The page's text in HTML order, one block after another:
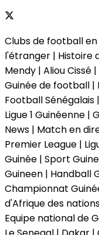
Clubs de football
l'étranger | Histoire
Mendy | Aliou Cissé
Guinée de football |
Football Sénégalais
Ligue 1 Guinéenne |
News | Match en
Premier League |
Guinée | Sport
Guineen | Handball
Championnat
d'Afrique des
Equipe national de